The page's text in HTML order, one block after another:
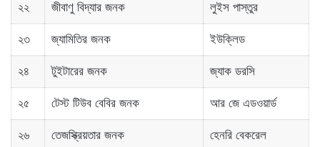
২২ জীবাণু বিদ্যার জনক লুইস পাস্তুর
২৩ জ্যামিতির জনক ইউক্লিড
২৪ টুইটারের জনক জ্যাক ডরসি
২৫ টেস্ট টিউব বেবির জনক আর জে এডওয়ার্ড
২৬ তেজস্ক্রিয়তার জনক হেনরি বেকরেল